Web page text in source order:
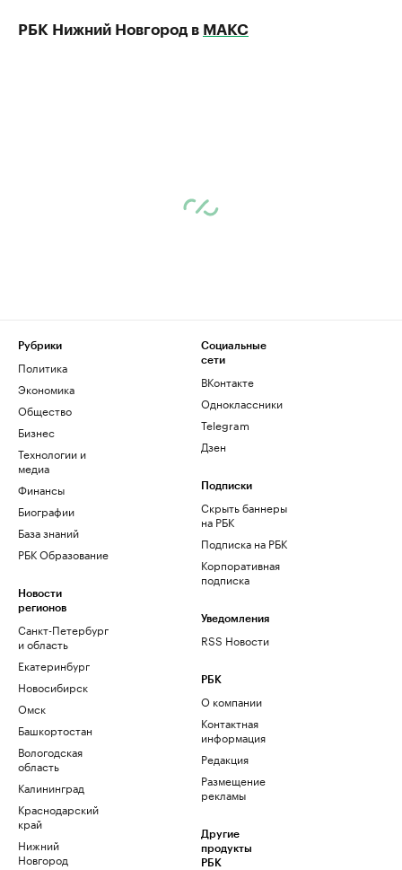
РБК Нижний Новгород в МАКС
Рубрики
Политика
Экономика
Общество
Бизнес
Технологии и
медиа
Финансы
Биографии
База знаний
РБК Образование
Новости
регионов
Санкт-Петербург
и область
Екатеринбург
Новосибирск
Омск
Башкортостан
Вологодская
область
Калининград
Краснодарский
край
Нижний
Новгород
Социальные
сети
ВКонтакте
Одноклассники
Telegram
Дзен
Подписки
Скрыть баннеры
на РБК
Подписка на РБК
Корпоративная
подписка
Уведомления
RSS Новости
РБК
О компании
Контактная
информация
Редакция
Размещение
рекламы
Другие
продукты
РБК